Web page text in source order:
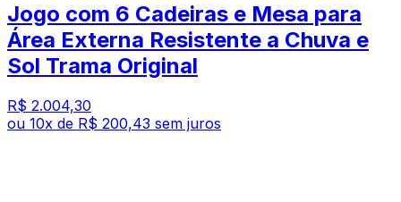
Jogo com 6 Cadeiras e Mesa para
Área Externa Resistente a Chuva e
Sol Trama Original
R$ 2.004,30
ou 10x de R$ 200,43 sem juros